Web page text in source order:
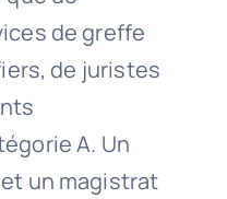
de greffe
de juristes
A. Un
un magistrat